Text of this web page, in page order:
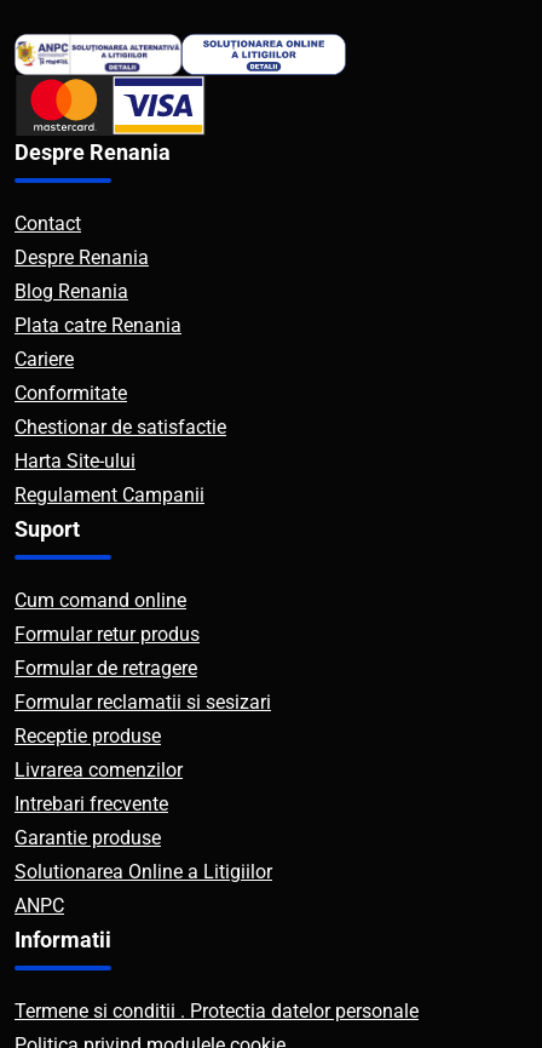
Despre Renania
Contact
Despre Renania
Blog Renania
Plata catre Renania
Cariere
Conformitate
Chestionar de satisfactie
Harta Site-ului
Regulament Campanii
Suport
Cum comand online
Formular retur produs
Formular de retragere
Formular reclamatii si sesizari
Receptie produse
Livrarea comenzilor
Intrebari frecvente
Garantie produse
Solutionarea Online a Litigiilor
ANPC
Informatii
Termene si conditii . Protectia datelor personale